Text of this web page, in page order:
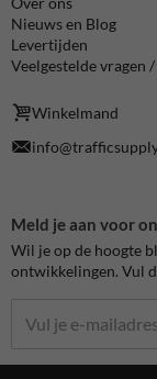
Nieuws en Blog
Levertijden
Veelgestelde vragen
Winkelmand
Meld je aan voor
Wil je op de hoogte
ontwikkelingen. Vul